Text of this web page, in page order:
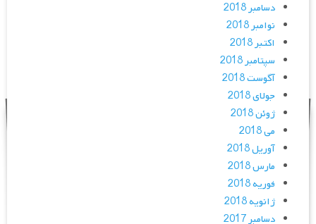
دسامبر 2018
نوامبر 2018
اکتبر 2018
سپتامبر 2018
آگوست 2018
جولای 2018
ژوئن 2018
می 2018
آوریل 2018
مارس 2018
فوریه 2018
ژانویه 2018
دسامبر 2017